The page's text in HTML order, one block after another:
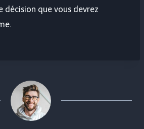
décision que vous devrez